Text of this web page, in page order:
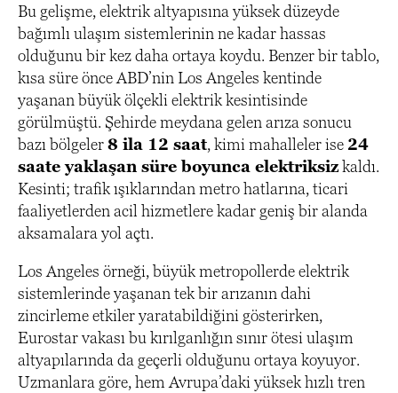
Bu gelişme, elektrik altyapısına yüksek düzeyde
bağımlı ulaşım sistemlerinin ne kadar hassas
olduğunu bir kez daha ortaya koydu. Benzer bir tablo,
kısa süre önce ABD’nin Los Angeles kentinde
yaşanan büyük ölçekli elektrik kesintisinde
görülmüştü. Şehirde meydana gelen arıza sonucu
bazı bölgeler8 ila 12 saat, kimi mahalleler ise 24
saate yaklaşan süre boyunca elektriksizkaldı.
Kesinti; trafik ışıklarından metro hatlarına, ticari
faaliyetlerden acil hizmetlere kadar geniş bir alanda
aksamalara yol açtı.
Los Angeles örneği, büyük metropollerde elektrik
sistemlerinde yaşanan tek bir arızanın dahi
zincirleme etkiler yaratabildiğini gösterirken,
Eurostar vakası bu kırılganlığın sınır ötesi ulaşım
altyapılarında da geçerli olduğunu ortaya koyuyor.
Uzmanlara göre, hem Avrupa’daki yüksek hızlı tren